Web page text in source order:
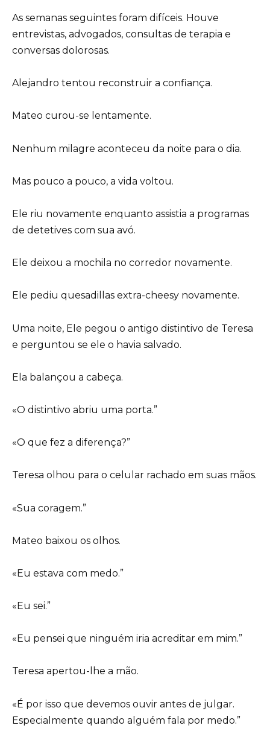
As semanas seguintes foram difíceis. Houve
entrevistas, advogados, consultas de terapia e
conversas dolorosas.
Alejandro tentou reconstruir a confiança.
Mateo curou-se lentamente.
Nenhum milagre aconteceu da noite para o dia.
Mas pouco a pouco, a vida voltou.
Ele riu novamente enquanto assistia a programas
de detetives com sua avó.
Ele deixou a mochila no corredor novamente.
Ele pediu quesadillas extra-cheesy novamente.
Uma noite, Ele pegou o antigo distintivo de Teresa
e perguntou se ele o havia salvado.
Ela balançou a cabeça.
«O distintivo abriu uma porta.”
«O que fez a diferença?”
Teresa olhou para o celular rachado em suas mãos.
«Sua coragem.”
Mateo baixou os olhos.
«Eu estava com medo.”
«Eu sei.”
«Eu pensei que ninguém iria acreditar em mim.”
Teresa apertou-lhe a mão.
«É por isso que devemos ouvir antes de julgar.
Especialmente quando alguém fala por medo.”